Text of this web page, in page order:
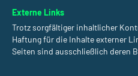
Externe Links
Trotz sorgfältiger inhaltlicher
Haftung für die Inhalte externer
Seiten sind ausschließlich deren